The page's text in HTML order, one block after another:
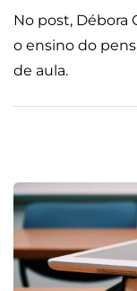
No post, Débora
o ensino do
de aula.